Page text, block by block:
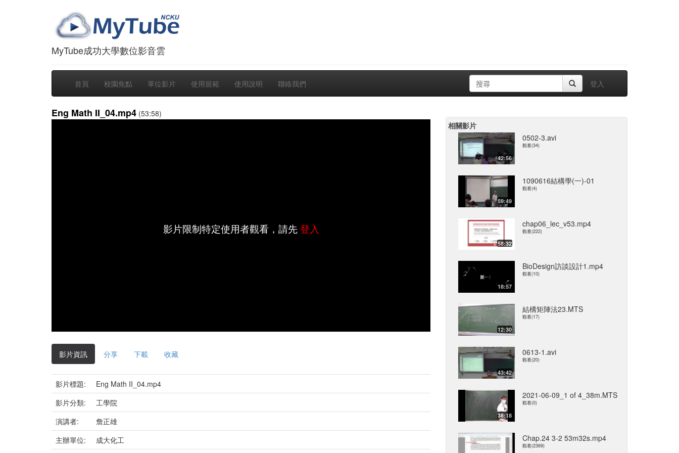
MyTube成功大學數位影音雲
首頁 校園焦點 單位影片 使用規範 使用說明 聯絡我們 登入
Eng Math II_04.mp4 (53:58)
影片限制特定使用者觀看，請先登入
影片資訊 分享 下載 收藏
影片標題:
Eng Math II_04.mp4
影片分類:
工學院
演講者:
詹正雄
主辦單位:
成大化工
相關影片
42:56
0502-3.avi
觀看(34)
59:49
1090616結構學(一)-01
觀看(4)
58:32
chap06_lec_v53.mp4
觀看(222)
18:57
BioDesign訪談設計1.mp4
觀看(10)
12:30
結構矩陣法23.MTS
觀看(17)
43:42
0613-1.avi
觀看(20)
38:18
2021-06-09_1 of 4_38m.MTS
觀看(0)
Chap.24 3-2 53m32s.mp4
觀看(2369)